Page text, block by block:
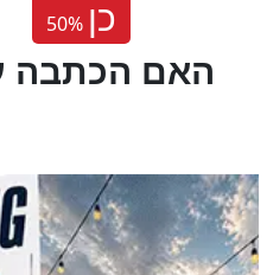
50% כן
?האם הכתבה